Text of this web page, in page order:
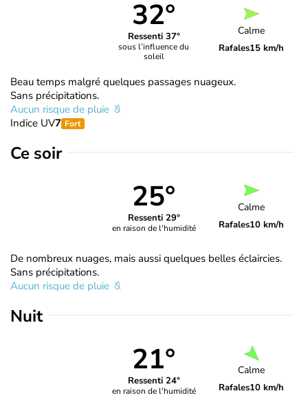
32°
Ressenti 37°
sous l’influence du
soleil
Calme
Rafales15 km/h
Beau temps malgré quelques passages nuageux.
Sans précipitations.
Aucun risque de pluie
Indice UV7 Fort
Ce soir
25°
Ressenti 29°
en raison de l'humidité
Calme
Rafales10 km/h
De nombreux nuages, mais aussi quelques belles éclaircies.
Sans précipitations.
Aucun risque de pluie
Nuit
21°
Ressenti 24°
en raison de l'humidité
Calme
Rafales10 km/h